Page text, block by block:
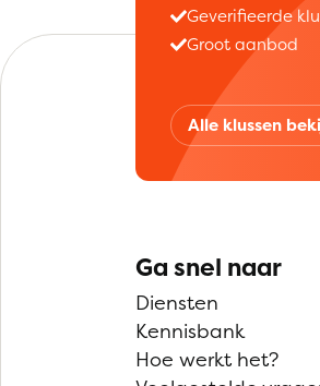
Geverifieerde
Groot aanbod
Alle klussen
Ga snel naar
Diensten
Kennisbank
Hoe werkt het?